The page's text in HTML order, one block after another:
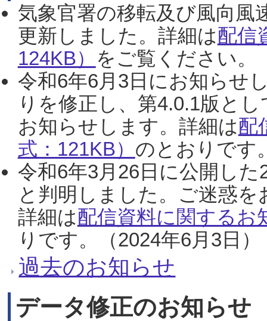
気象官署の移転及び風向風
更新しました。詳細は配信
124KB） をご覧ください。
令和6年6月3日にお知らせ
りを修正し、第4.0.1版と
お知らせします。詳細は配
式：121KB） のとおりです
令和6年3月26日に公開し
と判明しました。ご迷惑
詳細は配信資料に関するお
りです。（2024年6月3日）
過去のお知らせ
データ修正のお知らせ